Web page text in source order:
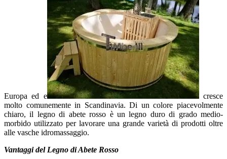
Europa ed e
cresce
molto comunemente in Scandinavia. Di un colore piacevolmente
chiaro, il legno di abete rosso è un legno duro di grado medio-
morbido utilizzato per lavorare una grande varietà di prodotti oltre
alle vasche idromassaggio.
Vantaggi del Legno di Abete Rosso